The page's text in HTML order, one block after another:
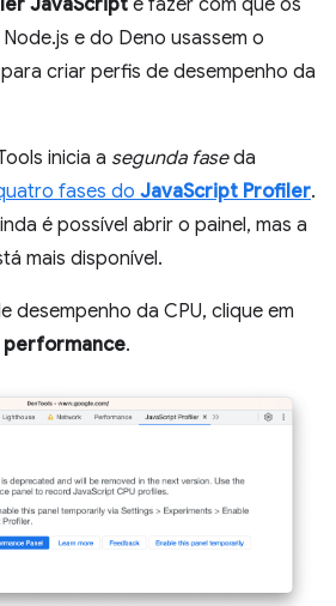
e do Deno usassem o
para criar perfis de desempenho da
inicia a segunda faseda
fases do JavaScript Profiler.
é possível abrir o painel, mas a
mais disponível.
desempenho da CPU, clique em
performance.